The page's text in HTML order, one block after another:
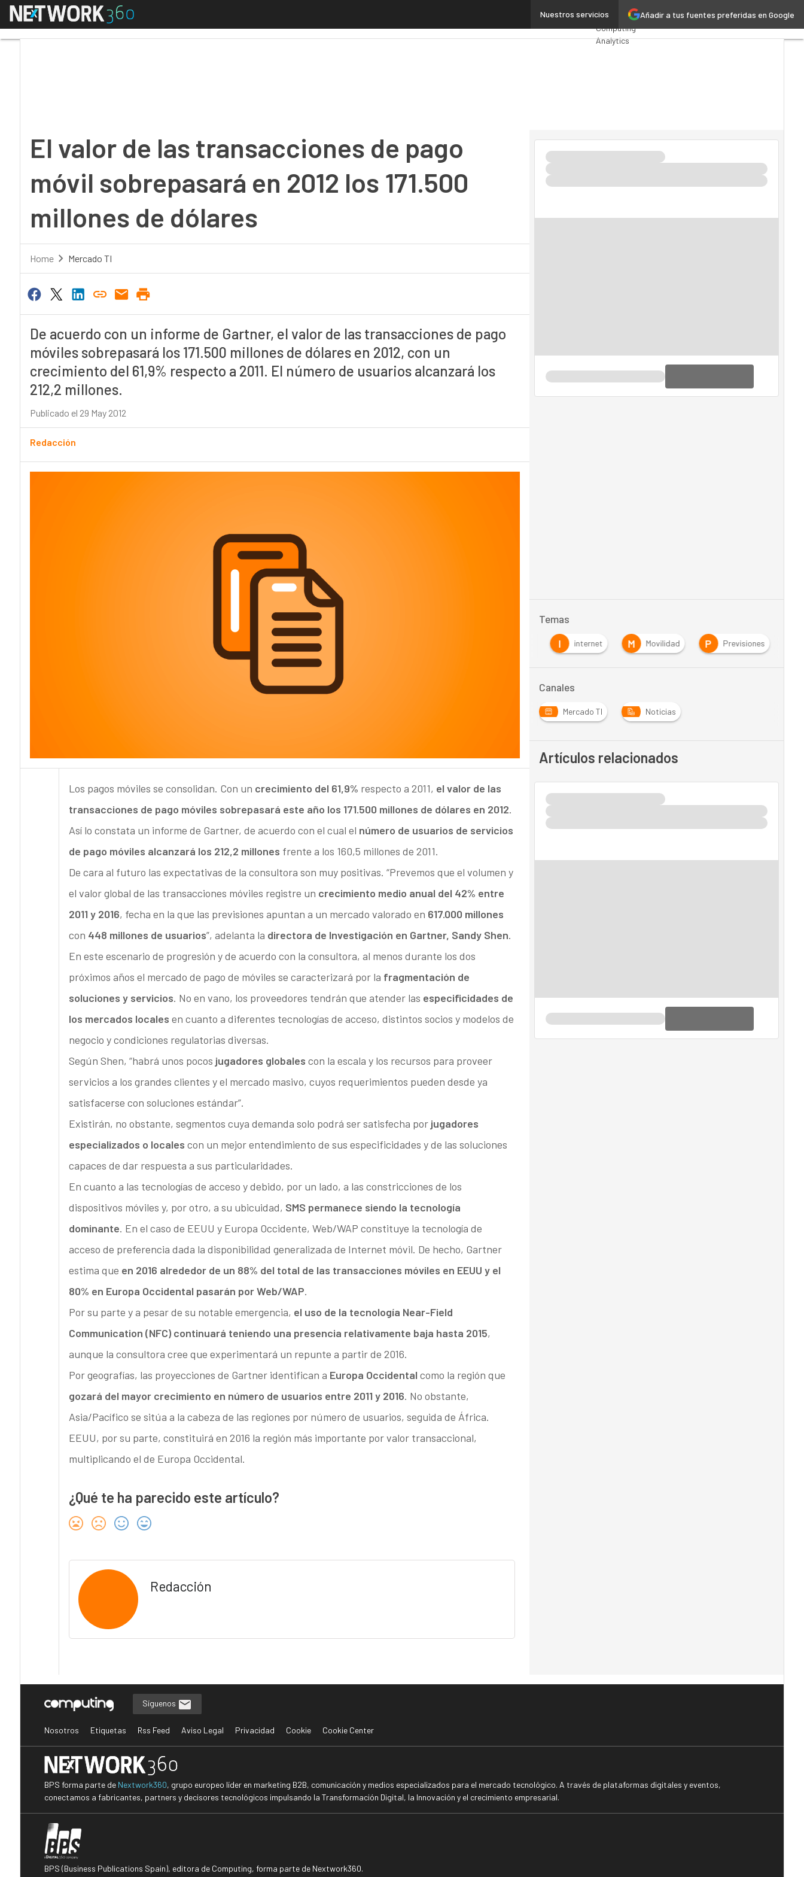
Añadir a tus fuentes preferidas en Google
Nuestros servicios
Menú El valor de las transacciones de pago móvil sobrepasará en 2012 los 171.500 millones de dólaresPremios
Computing
Analytics
4.0
Seguridad
El valor de las transacciones de pago
móvil sobrepasará en 2012 los 171.500
millones de dólares
Home Mercado TI
De acuerdo con un informe de Gartner, el valor de las transacciones de pago
móviles sobrepasará los 171.500 millones de dólares en 2012, con un
crecimiento del 61,9% respecto a 2011. El número de usuarios alcanzará los
212,2 millones.
Publicado el 29 May 2012
Redacción
Los pagos móviles se consolidan. Con un crecimiento del 61,9% respecto a 2011, el valor de las
transacciones de pago móviles sobrepasará este año los 171.500 millones de dólares en 2012.
Así lo constata un informe de Gartner, de acuerdo con el cual el número de usuarios de servicios
de pago móviles alcanzará los 212,2 millones frente a los 160,5 millones de 2011.
De cara al futuro las expectativas de la consultora son muy positivas. “Prevemos que el volumen y
el valor global de las transacciones móviles registre un crecimiento medio anual del 42% entre
2011 y 2016, fecha en la que las previsiones apuntan a un mercado valorado en 617.000 millones
con 448 millones de usuarios”, adelanta la directora de Investigación en Gartner, Sandy Shen.
En este escenario de progresión y de acuerdo con la consultora, al menos durante los dos
próximos años el mercado de pago de móviles se caracterizará por la fragmentación de
soluciones y servicios. No en vano, los proveedores tendrán que atender las especificidades de
los mercados locales en cuanto a diferentes tecnologías de acceso, distintos socios y modelos de
negocio y condiciones regulatorias diversas.
Según Shen, “habrá unos pocos jugadores globales con la escala y los recursos para proveer
servicios a los grandes clientes y el mercado masivo, cuyos requerimientos pueden desde ya
satisfacerse con soluciones estándar”.
Existirán, no obstante, segmentos cuya demanda solo podrá ser satisfecha por jugadores
especializados o locales con un mejor entendimiento de sus especificidades y de las soluciones
capaces de dar respuesta a sus particularidades.
En cuanto a las tecnologías de acceso y debido, por un lado, a las constricciones de los
dispositivos móviles y, por otro, a su ubicuidad, SMS permanece siendo la tecnología
dominante. En el caso de EEUU y Europa Occidente, Web/WAP constituye la tecnología de
acceso de preferencia dada la disponibilidad generalizada de Internet móvil. De hecho, Gartner
estima que en 2016 alrededor de un 88% del total de las transacciones móviles en EEUU y el
80% en Europa Occidental pasarán por Web/WAP.
Por su parte y a pesar de su notable emergencia, el uso de la tecnología Near-Field
Communication (NFC) continuará teniendo una presencia relativamente baja hasta 2015,
aunque la consultora cree que experimentará un repunte a partir de 2016.
Por geografías, las proyecciones de Gartner identifican a Europa Occidental como la región que
gozará del mayor crecimiento en número de usuarios entre 2011 y 2016. No obstante,
Asia/Pacífico se sitúa a la cabeza de las regiones por número de usuarios, seguida de África.
EEUU, por su parte, constituirá en 2016 la región más importante por valor transaccional,
multiplicando el de Europa Occidental.
¿Qué te ha parecido este artículo?
Redacción
Temas
I internet M Movilidad P Previsiones
Canales
Mercado TI Noticias
Artículos relacionados
Síguenos
Nosotros Etiquetas Rss Feed Aviso Legal Privacidad Cookie Cookie Center
BPS forma parte de Nextwork360, grupo europeo líder en marketing B2B, comunicación y medios especializados para el mercado tecnológico. A través de plataformas digitales y eventos,
conectamos a fabricantes, partners y decisores tecnológicos impulsando la Transformación Digital, la Innovación y el crecimiento empresarial.
BPS (Business Publications Spain), editora de Computing, forma parte de Nextwork360.